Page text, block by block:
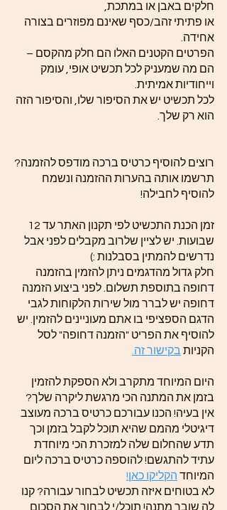
חלקים באבן או במתכת,
או פתיתי זהב/כסף שאינם מפוזרים בצורה
אחידה.
הפרטים הקטנים האלו הם חלק מהקסם –
הם מה שמעניק לכל תכשיט אופי, עומק
וייחודיות אמיתית.
לכל תכשיט יש את הסיפור שלו, והסיפור הזה
הוא רק שלך.
רוצים להוסיף כרטיס ברכה מודפס להזמנה?
תרשמו אותה בהערות ההזמנה ונשמח
להוסיף לחבילה!
זמן הכנת התכשיט לפי תקנון האתר עד 12
שבועות. יש לציין שלרוב מקבלים לפני אבל
נדרשים להמתין בסבלנות :)
חלק גדול מהדגמים ניתן להזמין בהזמנה
דחופה בתוספת תשלום. לפני ביצוע הזמנה
דחופה יש לברר מול שירות הלקוחות לגבי
הדגם הספציפי בו אתם מעוניינים להזמין. יש
להוסיף את הפריט "הזמנה דחופה" לסל
הקניות בקישור זה.
היום המיוחד מתקרב ולא הספקת להזמין
בזמן את המתנה הכי מרגשת ליקרה שלך?
אין בעיה! הכנו עבורכם כרטיס ברכה מעוצב
דיגיטלי מהמם שהיא תוכל לקבל בזמן וכך
תדע שהחלום שלה למזכרת הכי מיוחדת
עתיד להתגשם! להוספה כרטיס ברכה ליום
המיוחד הקליקו כאן!
לא בטוחים איזה תכשיט לבחור עבורה? קנו
לה שובר מתנה! תוכל/י לבחור את הסכום